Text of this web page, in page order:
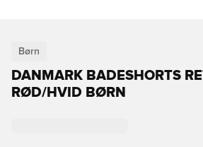
Børn
DANMARK BADESHORTS
RØD/HVID BØRN